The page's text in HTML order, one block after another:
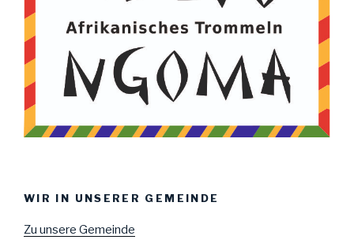
WIR IN UNSERER GEMEINDE
Zu unsere Gemeinde